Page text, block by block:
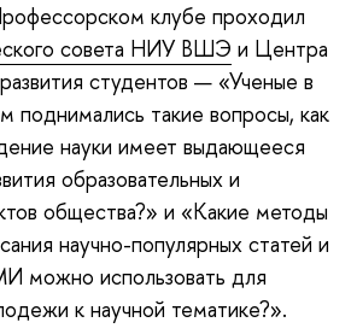
клубе проходил
совета НИУ ВШЭ и Центра
студентов — «Ученые в
поднимались такие вопросы, как
науки имеет выдающееся
образовательных и
общества?» и «Какие методы
научно-популярных статей и
можно использовать для
к научной тематике?».